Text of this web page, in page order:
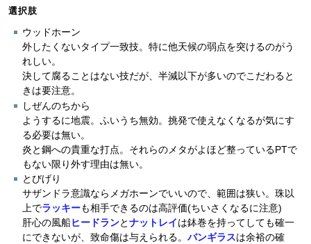
選択肢
ウッドホーン
外したくないタイプ一致技。特に他天候の弱点を突けるのがう
れしい。
決して腐ることはない技だが、半減以下が多いのでこだわると
きは要注意。
しぜんのちから
ようするに地震。ふいうち無効。挑発で使えなくなるが気にす
る必要は無い。
炎と鋼への貴重な打点。それらのメタがよほど整っているPTで
もない限り外す理由は無い。
とびげり
サザンドラ意識ならメガホーンでいいので、範囲は狭い。珠以
上でラッキーも相手できるのは高評価(ちいさくなるに注意)
肝心の風船ヒードランとナットレイ は鉢巻を持ってしても確一
にできないが、致命傷は与えられる。バンギラスは余裕の確